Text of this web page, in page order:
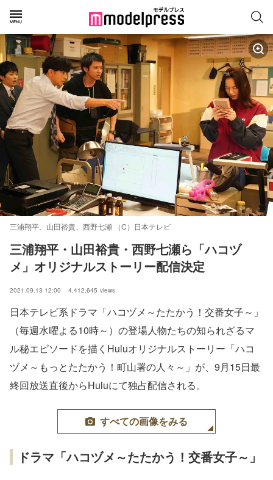
三浦翔平、山田裕貴、西野七瀬 （C）日本テレビ
三浦翔平・山田裕貴・西野七瀬ら「ハコヅ
メ」オリジナルストーリー配信決定
2021.09.13 12:00 4,412,645 views
日本テレビ系ドラマ「ハコヅメ～たたかう！交番女子～」
（毎週水曜よる10時～）の登場人物たちの知られざるマ
ル秘エピソードを描くHuluオリジナルストーリー「ハコ
ヅメ～もっとたたかう！町山署の人々～」が、9月15日最
終回放送直後からHuluにて独占配信される。
すべての画像をみる
ドラマ「ハコヅメ～たたかう！交番女子～」